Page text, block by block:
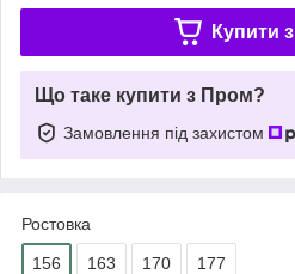
Купити з
Що таке купити з Пром?
Замовлення під захистом
Ростовка
156 163 170 177